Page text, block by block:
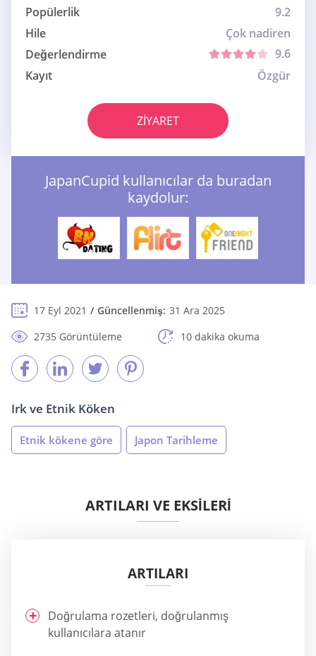
Popülerlik
9.2
Hile
Çok nadiren
Değerlendirme
9.6
Kayıt
Özgür
ZIYARET
JapanCupid kullanıcılar da buradan
kaydolur:
17 Eyl 2021 Güncellenmiş: 31 Ara 2025
2735 Görüntüleme
10 dakika okuma
Irk ve Etnik Köken
Etnik kökene göre Japon Tarihleme
ARTILARI VE EKSİLERİ
ARTILARI
Doğrulama rozetleri, doğrulanmış
kullanıcılara atanır